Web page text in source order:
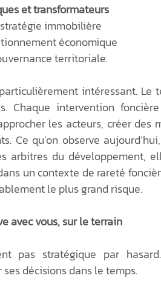
et transformateurs
immobilière
économique
territoriale.
intéressant. Le
Chaque intervention
les acteurs, créer des
Ce qu’on observe
arbitres du développement,
un contexte de rareté
le plus grand risque.
avec vous, sur le terrain
pas stratégique par
décisions dans le temps.